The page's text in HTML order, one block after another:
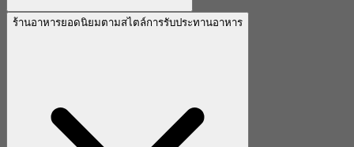
ร้านอาหารยอดนิยมตามสไตล์การรับประทานอาหาร